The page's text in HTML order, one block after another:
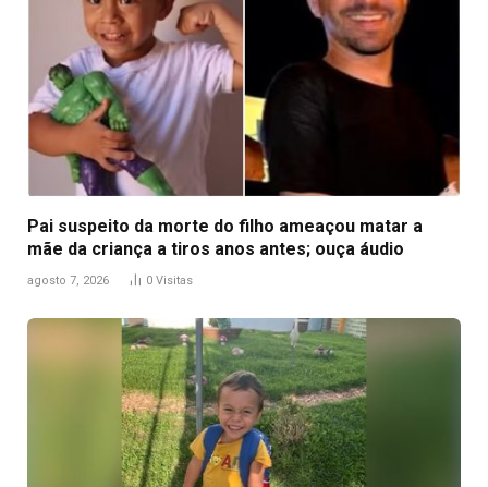
Pai suspeito da morte do filho ameaçou matar a
mãe da criança a tiros anos antes; ouça áudio
agosto 7, 2026 0 Visitas